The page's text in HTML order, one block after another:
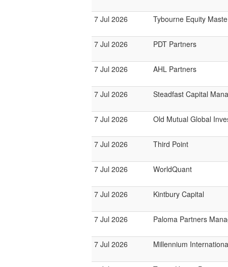
7 Jul 2026 Tybourne Equity
7 Jul 2026 PDT Partners
7 Jul 2026 AHL Partners
7 Jul 2026 Steadfast Capital
7 Jul 2026 Old Mutual Global
7 Jul 2026 Third Point
7 Jul 2026 WorldQuant
7 Jul 2026 Kintbury Capital
7 Jul 2026 Paloma Partners
7 Jul 2026 Millennium